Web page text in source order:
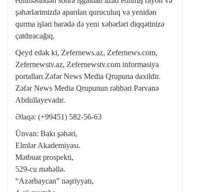
şəhərlərimizdə aparılan quruculuq və yenidən
qurma işləri barədə də yeni xəbərləri diqqətinizə
çatdıracağıq.
Qeyd edək ki, Zefernews.az, Zefernews.com,
Zefernewstv.az, Zefernewstv.com informasiya
portalları Zəfər News Media Qrupuna daxildir.
Zəfər News Media Qrupunun rəhbəri Pərvanə
Abdullayevadır.
Əlaqə: (+99451) 582-56-63
Ünvan: Bakı şəhəri,
Elmlər Akademiyası.
Mətbuat prospekti,
529-cu məhəllə.
“Azərbaycan” nəşriyyatı,